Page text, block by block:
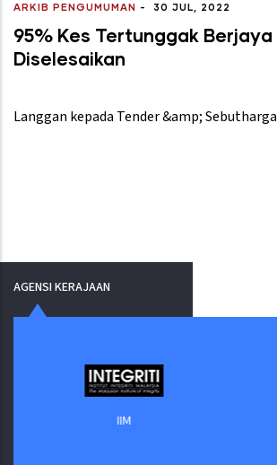
ARKIB PENGUMUMAN - 30 JUL, 2022
95% Kes Tertunggak Berjaya
Diselesaikan
Langgan kepada Tender &amp; Sebutharga
AGENSI KERAJAAN